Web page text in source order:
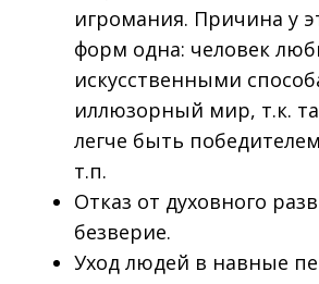
игромания. Причина у
форм одна: человек
искусственными
иллюзорный мир, т.к.
легче быть
т.п.
Отказ от духовного
безверие.
Уход людей в навные